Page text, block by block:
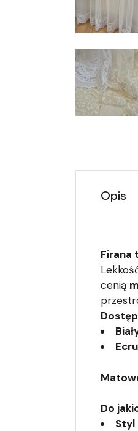
Opis
Firana
cenią
Ecru
Do
Styl